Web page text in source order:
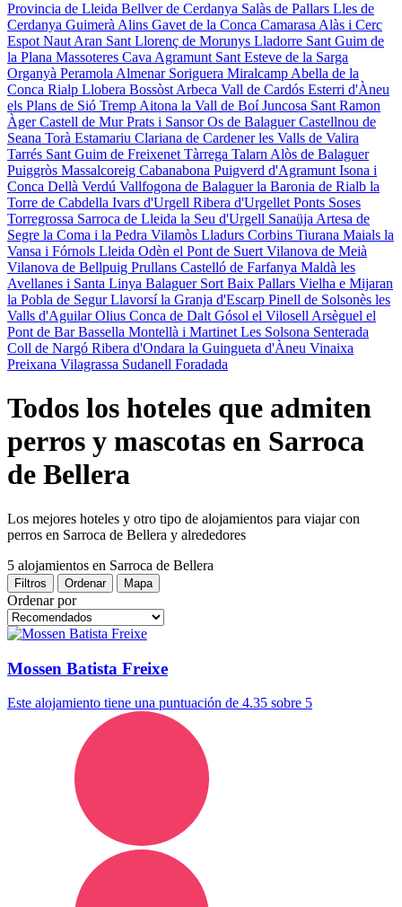
Provincia de Lleida Bellver de Cerdanya Salàs de Pallars Lles de
Cerdanya Guimerà Alins Gavet de la Conca Camarasa Alàs i Cerc
Espot Naut Aran Sant Llorenç de Morunys Lladorre Sant Guim de
la Plana Massoteres Cava Agramunt Sant Esteve de la Sarga
Organyà Peramola Almenar Soriguera Miralcamp Abella de la
Conca Rialp Llobera Bossòst Arbeca Vall de Cardós Esterri d'Àneu
els Plans de Sió Tremp Aitona la Vall de BoíJuncosa Sant Ramon
ÀgerCastell de MurPrats i SansorOs de BalaguerCastellnou de
Seana Torà Estamariu Clariana de Cardenerles Valls de Valira
Tarrés Sant Guim de Freixenet Tàrrega Talarn Alòs de Balaguer
Puiggròs Massalcoreig Cabanabona Puigverd d'Agramunt Isona i
Conca Dellà Verdú Vallfogona de Balaguerla Baronia de Rialb la
Torre de Cabdella Ivars d'Urgell Ribera d'Urgellet Ponts Soses
Torregrossa Sarroca de Lleida la Seu d'Urgell Sanaüja Artesa de
Segre la Coma i la Pedra Vilamòs Lladurs Corbins Tiurana Maials la
Vansa i Fórnols Lleida Odèn el Pont de Suert Vilanova de Meià
Vilanova de Bellpuig Prullans Castelló de Farfanya Maldà les
Avellanes i Santa Linya Balaguer Sort Baix Pallars Vielha e Mijaran
la Pobla de SegurLlavorsíla Granja d'Escarp Pinell de Solsonès les
Valls d'AguilarOlius Conca de Dalt Gósol el Vilosell Arsèguel el
Pont de BarBassella Montellà i Martinet Les Solsona Senterada
Coll de Nargó Ribera d'Ondara la Guingueta d'Àneu Vinaixa
Preixana Vilagrassa Sudanell Foradada
Todos los hoteles que admiten
perros y mascotas en Sarroca
de Bellera
Los mejores hoteles y otro tipo de alojamientos para viajar con
perros en Sarroca de Bellera y alrededores
5 alojamientos en Sarroca de Bellera
Filtros Ordenar Mapa
Ordenar por
Mossen Batista Freixe
Este alojamiento tiene una puntuación de 4.35 sobre 5